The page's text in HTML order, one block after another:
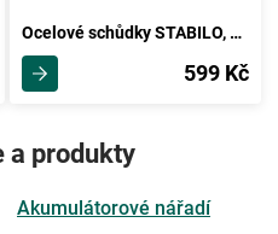
Ocelové schůdky STABILO, 2 stupně
599 Kč
a produkty
Akumulátorové nářadí